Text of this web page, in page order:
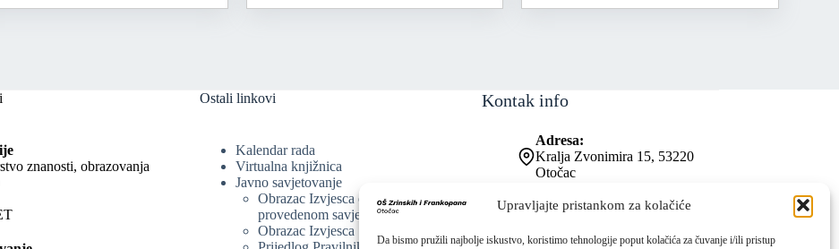
Upravljajte pristankom za kolačiće
Da bismo pružili najbolje iskustvo, koristimo tehnologije poput kolačića za čuvanje i/ili pristup
znanosti, obrazovanja
Ostali linkovi
Kalendar rada
Virtualna knjižnica
Javno savjetovanje
Obrazac Izvjesca o
provedenom savjetovanju
Obrazac Izvjesca
Kontak info
Adresa:
Kralja Zvonimira 15, 53220
Otočac
053 771-019
ured@os-zrinskihifrankopana-